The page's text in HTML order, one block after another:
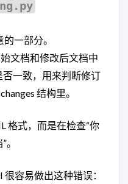
一部分。
文档和修改后文档中
一致，用来判断修订
结构里。
格式，而是在检查“你
容易做出这种错误：